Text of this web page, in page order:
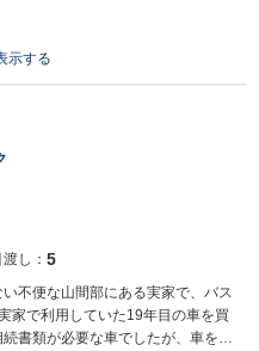
示する
し： 5
不便な山間部にある実家で、バス
家で利用していた19年目の車を買
書類が必要な車でしたが、車を保